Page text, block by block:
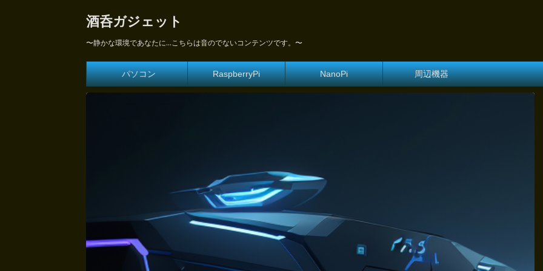
酒呑ガジェット
〜静かな環境であなたに...こちらは音のでないコンテンツです。〜
パソコン RaspberryPi NanoPi 周辺機器